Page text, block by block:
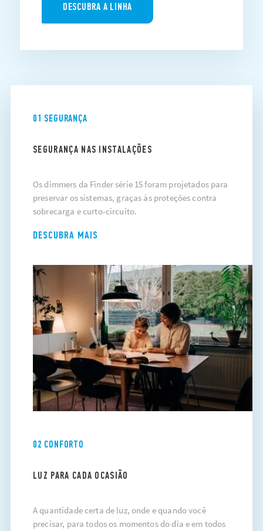
DESCUBRA A LINHA
01 SEGURANÇA
SEGURANÇA NAS INSTALAÇÕES
Os dimmers da Finder série 15 foram projetados para
preservar os sistemas, graças às proteções contra
sobrecarga e curto-circuito.
DESCUBRA MAIS
02 CONFORTO
LUZ PARA CADA OCASIÃO
A quantidade certa de luz, onde e quando você
precisar, para todos os momentos do dia e em todos